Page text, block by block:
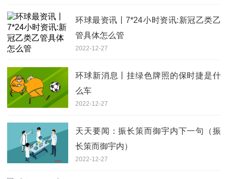
环球最资讯丨7*24小时资讯:新冠乙类乙
管具体怎么管
2022-12-27
环球新消息丨挂绿色牌照的保时捷是什
么车
2022-12-27
天天要闻：振长策而御宇内下一句（振
长策而御宇内）
2022-12-27